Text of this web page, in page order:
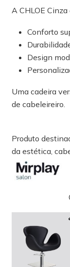
A CHLOE
Conforto
Design
Uma cadeira
de cabeleireiro.
Produto
da estética,